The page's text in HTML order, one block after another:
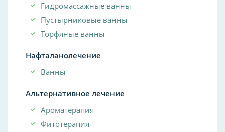
Гидромассажные ванны
Пустырниковые ванны
Торфяные ванны
Нафталанолечение
Ванны
Альтернативное лечение
Ароматерапия
Фитотерапия